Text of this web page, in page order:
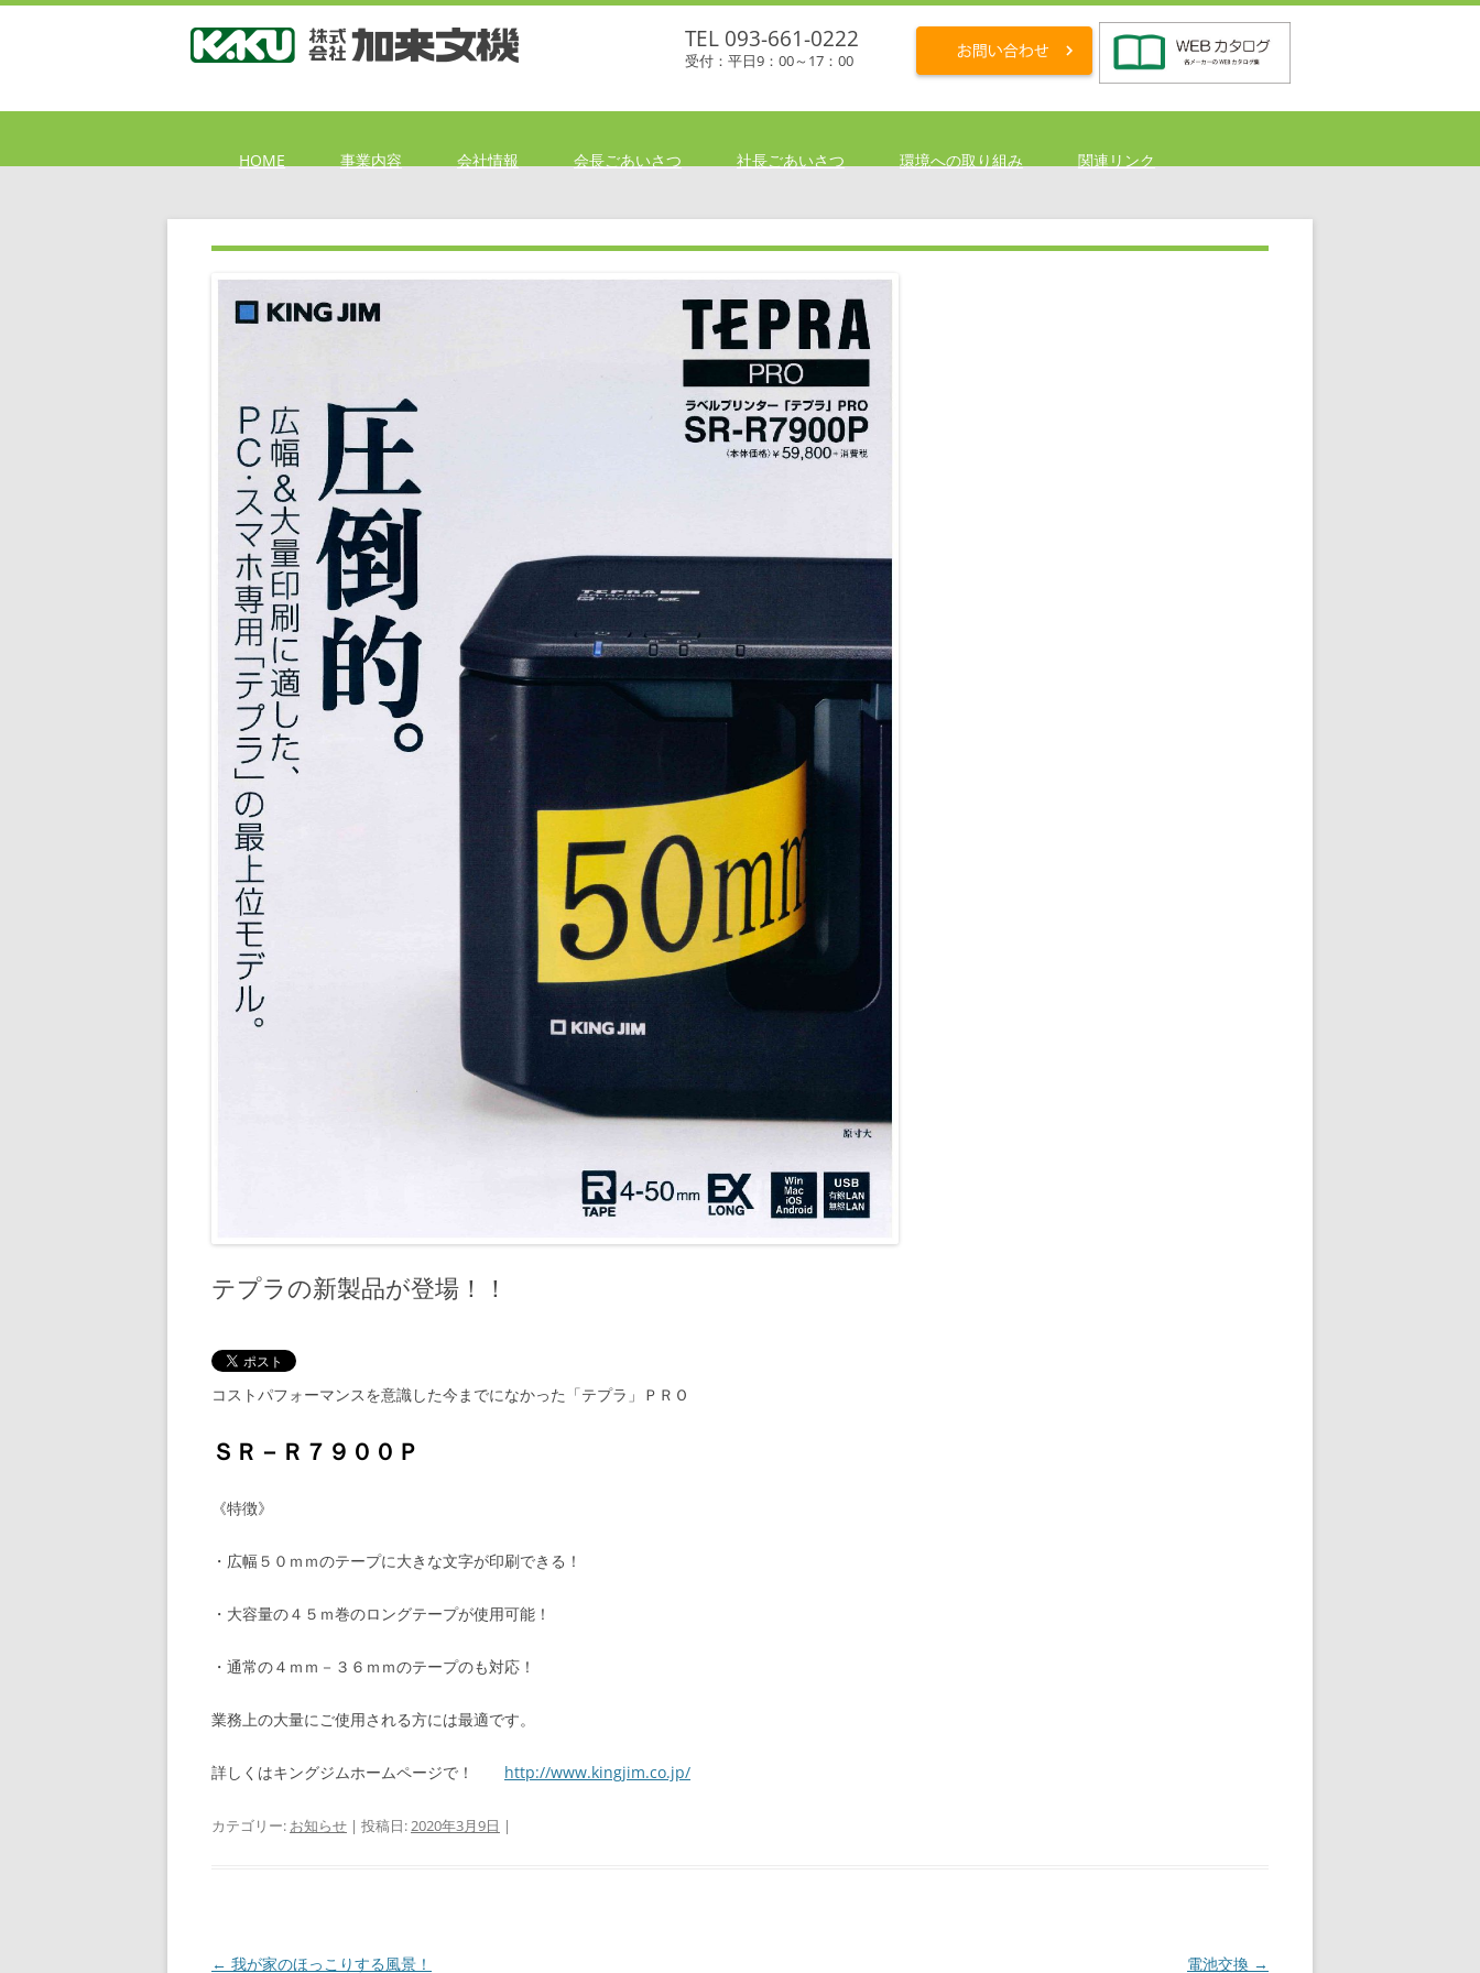
TEL 093-661-0222
受付：平日9：00～17：00
HOME 事業内容 会社情報 会長ごあいさつ 社長ごあいさつ 環境への取り組み 関連リンク
テプラの新製品が登場！！
コストパフォーマンスを意識した今までになかった「テプラ」ＰＲＯ
ＳＲ－Ｒ７９００Ｐ
《特徴》
・広幅５０ｍｍのテープに大きな文字が印刷できる！
・大容量の４５ｍ巻のロングテープが使用可能！
・通常の４ｍｍ－３６ｍｍのテープのも対応！
業務上の大量にご使用される方には最適です。
詳しくはキングジムホームページで！ http://www.kingjim.co.jp/
カテゴリー: お知らせ | 投稿日:2020年3月9日 |
投
← 我が家のほっこりする風景！ 電池交換 →